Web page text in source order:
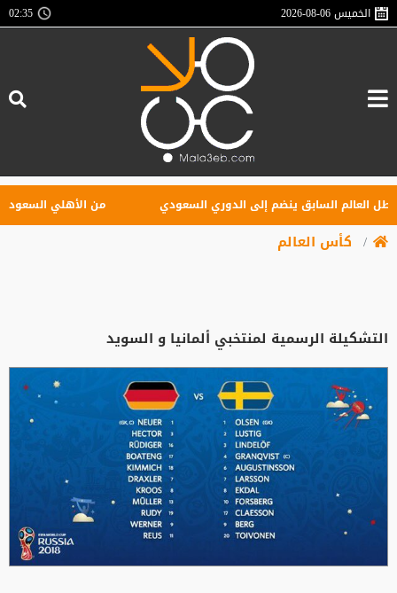
الخميس2026-08-06
02:35
العالم السابق ينضم إلى الدوري السعودي من الأهلي السعودي
كأس العالم
التشكيلة الرسمية لمنتخبي ألمانيا و السويد